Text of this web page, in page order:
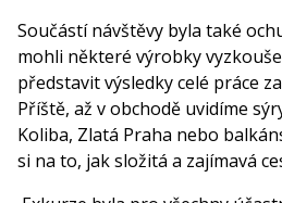
Součástí návštěvy byla také
mohli některé výrobky
představit výsledky celé práce
Příště, až v obchodě uvidíme
Koliba, Zlatá Praha nebo
si na to, jak složitá a zajímavá